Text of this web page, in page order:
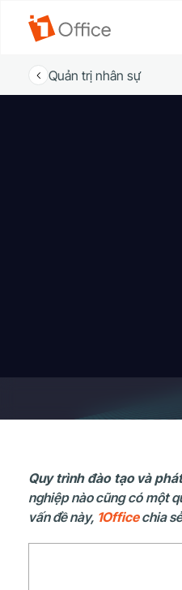
Quản trị nhân sự
Quy trình đào tạo và
nghiệp nào cũng có một
vấn đề này, 1Officechia